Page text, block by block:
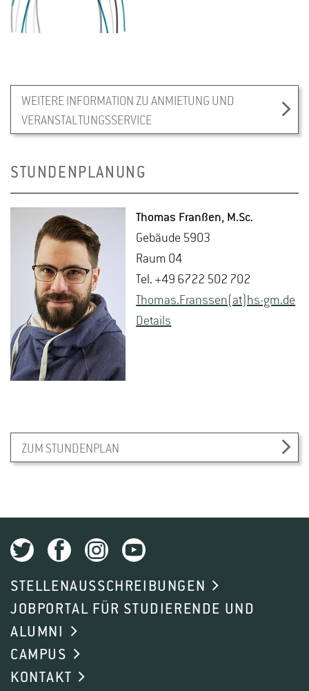
WEITERE INFORMATION ZU ANMIETUNG UND
VERANSTALTUNGSSERVICE
STUNDENPLANUNG
Tho­mas Fran­ßen, M.​Sc.
Ge­bäu­de 5903
Raum 04
Tel. +49 6722 502 702
Tho­mas.Frans­sen(at)hs-​gm.​de
De­tails
ZUM STUNDENPLAN
STELLENAUSSCHREIBUNGEN
JOBPORTAL FÜR STUDIERENDE UND
ALUMNI
CAMPUS
KONTAKT